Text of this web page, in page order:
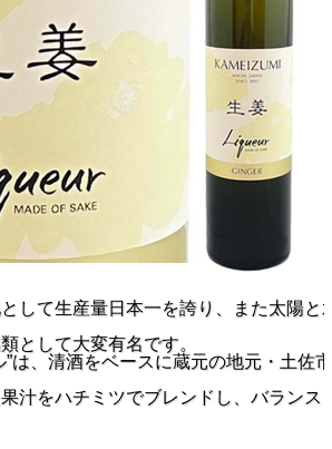
して生産量日本一を誇り、また太陽と
として大変有名です。
”は、清酒をベースに蔵元の地元・土佐
汁をハチミツでブレンドし、バランス